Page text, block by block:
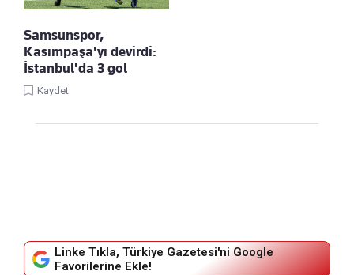
Samsunspor,
Kasımpaşa'yı devirdi:
İstanbul'da 3 gol
Kaydet
Linke Tıkla, Türkiye Gazetesi'ni Google
Favorilerine Ekle!